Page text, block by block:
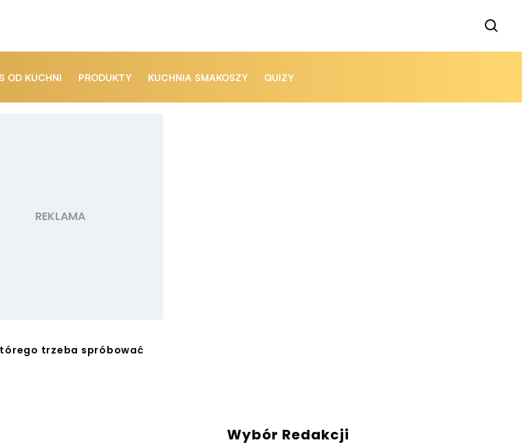
OD KUCHNI PRODUKTY KUCHNIA SMAKOSZY QUIZY
trzeba spróbować
Wybór Redakcji